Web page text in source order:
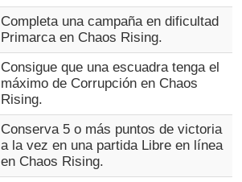
Completa una campaña en dificultad
Primarca en Chaos Rising.
Consigue que una escuadra tenga el
máximo de Corrupción en Chaos
Rising.
Conserva 5 o más puntos de victoria
a la vez en una partida Libre en línea
en Chaos Rising.